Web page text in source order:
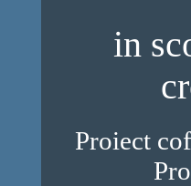
in
Proiect